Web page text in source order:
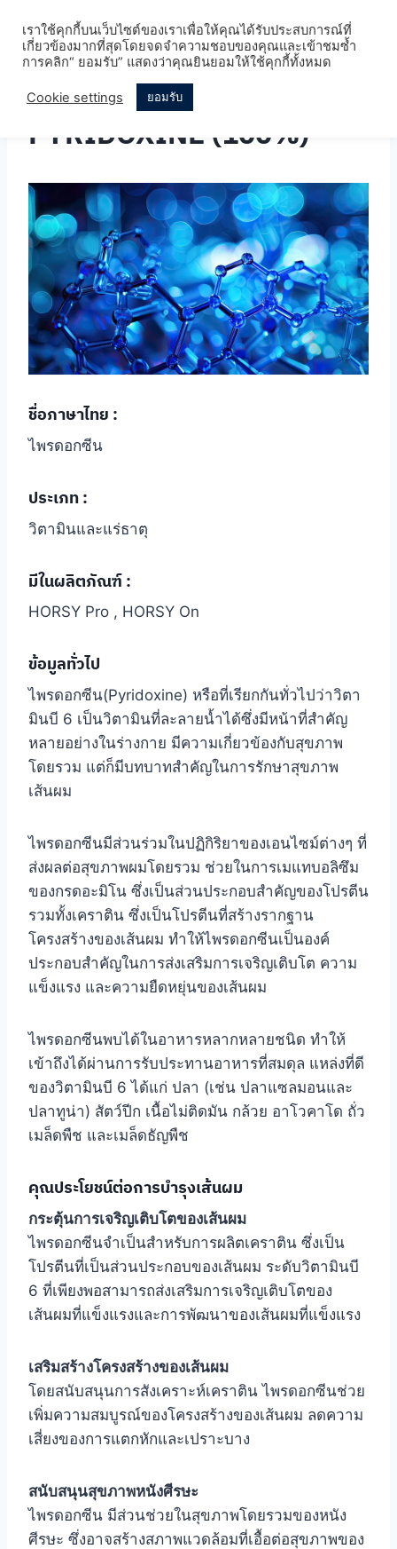
content
PYRIDOXINE (100%)
ชื่อภาษาไทย :
ไพรดอกซีน
ประเภท :
วิตามินและแร่ธาตุ
มีในผลิตภัณฑ์ :
HORSY Pro , HORSY On
ข้อมูลทั่วไป
ไพรดอกซีน(Pyridoxine) หรือที่เรียกกันทั่วไปว่าวิตา
มินบี 6 เป็นวิตามินที่ละลายน้ำได้ซึ่งมีหน้าที่สำคัญ
หลายอย่างในร่างกาย มีความเกี่ยวข้องกับสุขภาพ
โดยรวม แต่ก็มีบทบาทสำคัญในการรักษาสุขภาพ
เส้นผม
ไพรดอกซีนมีส่วนร่วมในปฏิกิริยาของเอนไซม์ต่างๆ ที่
ส่งผลต่อสุขภาพผมโดยรวม ช่วยในการเมแทบอลิซึม
ของกรดอะมิโน ซึ่งเป็นส่วนประกอบสำคัญของโปรตีน
รวมทั้งเคราติน ซึ่งเป็นโปรตีนที่สร้างรากฐาน
โครงสร้างของเส้นผม ทำให้ไพรดอกซีนเป็นองค์
ประกอบสำคัญในการส่งเสริมการเจริญเติบโต ความ
แข็งแรง และความยืดหยุ่นของเส้นผม
ไพรดอกซีนพบได้ในอาหารหลากหลายชนิด ทำให้
เข้าถึงได้ผ่านการรับประทานอาหารที่สมดุล แหล่งที่ดี
ของวิตามินบี 6 ได้แก่ ปลา (เช่น ปลาแซลมอนและ
ปลาทูน่า) สัตว์ปีก เนื้อไม่ติดมัน กล้วย อาโวคาโด ถั่ว
เมล็ดพืช และเมล็ดธัญพืช
คุณประโยชน์ต่อการบำรุงเส้นผม
กระตุ้นการเจริญเติบโตของเส้นผม
ไพรดอกซีนจำเป็นสำหรับการผลิตเคราติน ซึ่งเป็น
โปรตีนที่เป็นส่วนประกอบของเส้นผม ระดับวิตามินบี
6 ที่เพียงพอสามารถส่งเสริมการเจริญเติบโตของ
เส้นผมที่แข็งแรงและการพัฒนาของเส้นผมที่แข็งแรง
เสริมสร้างโครงสร้างของเส้นผม
โดยสนับสนุนการสังเคราะห์เคราติน ไพรดอกซีนช่วย
เพิ่มความสมบูรณ์ของโครงสร้างของเส้นผม ลดความ
เสี่ยงของการแตกหักและเปราะบาง
สนับสนุนสุขภาพหนังศีรษะ
ไพรดอกซีน มีส่วนช่วยในสุขภาพโดยรวมของหนัง
ศีรษะ ซึ่งอาจสร้างสภาพแวดล้อมที่เอื้อต่อสุขภาพของ
เราใช้คุกกี้บนเว็บไซต์ของเราเพื่อให้คุณได้รับประสบการณ์ที่
เกี่ยวข้องมากที่สุดโดยจดจำความชอบของคุณและเข้าชมซ้ำ
การคลิก“ ยอมรับ” แสดงว่าคุณยินยอมให้ใช้คุกกี้ทั้งหมด
Cookie settings ยอมรับ